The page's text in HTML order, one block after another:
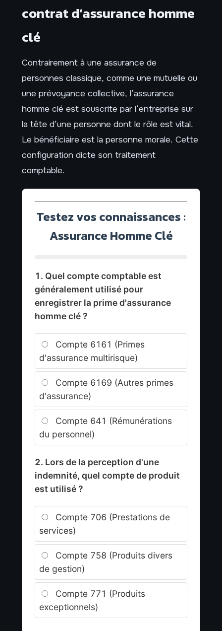
contrat d’assurance homme
clé
Contrairement à une assurance de
personnes classique, comme une mutuelle ou
une prévoyance collective, l’assurance
homme clé est souscrite par l’entreprise sur
la tête d’une personne dont le rôle est vital.
Le bénéficiaire est la personne morale. Cette
configuration dicte son traitement
comptable.
Testez vos connaissances :
Assurance Homme Clé
1. Quel compte comptable est
généralement utilisé pour
enregistrer la prime d'assurance
homme clé ?
Compte 6161 (Primes
d'assurance multirisque)
Compte 6169 (Autres primes
d'assurance)
Compte 641 (Rémunérations
du personnel)
2. Lors de la perception d'une
indemnité, quel compte de produit
est utilisé ?
Compte 706 (Prestations de
services)
Compte 758 (Produits divers
de gestion)
Compte 771 (Produits
exceptionnels)